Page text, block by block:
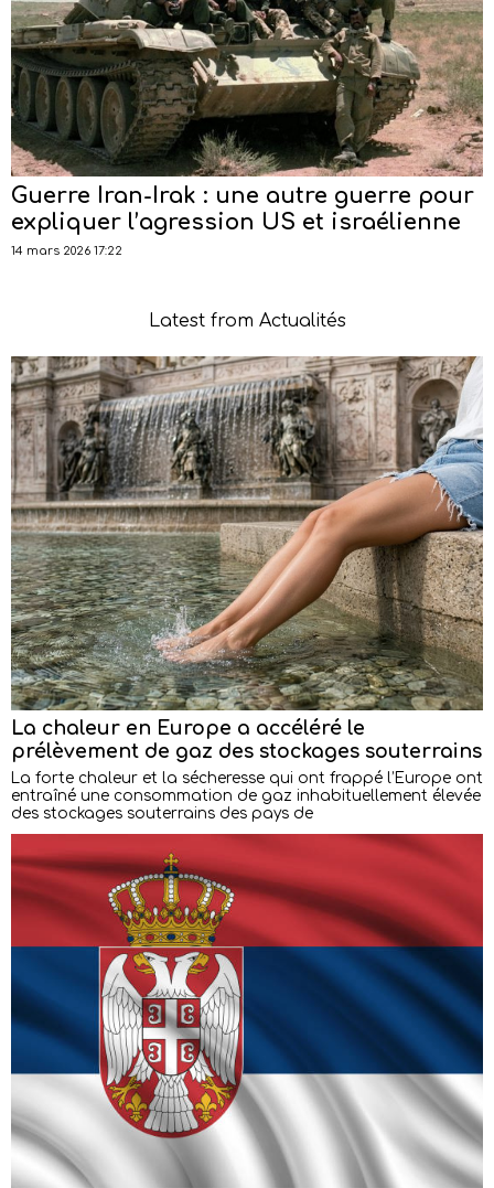
Guerre Iran-Irak : une autre guerre pour
expliquer l’agression US et israélienne
14 mars 2026 17:22
Latest from Actualités
La chaleur en Europe a accéléré le
prélèvement de gaz des stockages souterrains
La forte chaleur et la sécheresse qui ont frappé l’Europe ont
entraîné une consommation de gaz inhabituellement élevée
des stockages souterrains des pays de